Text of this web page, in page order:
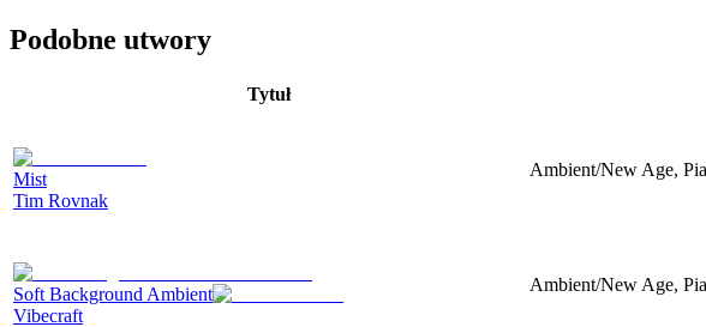
Podobne utwory
Tytuł
Mist
Tim Rovnak
Ambient/New Age,
Soft Background Ambient
Vibecraft
Ambient/New Age,